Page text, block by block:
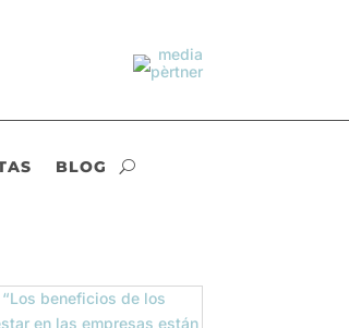
BLOG